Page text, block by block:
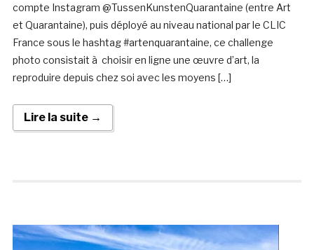
compte Instagram @TussenKunstenQuarantaine (entre Art
et Quarantaine), puis déployé au niveau national par le CLIC
France sous le hashtag #artenquarantaine, ce challenge
photo consistait à choisir en ligne une œuvre d’art, la
reproduire depuis chez soi avec les moyens […]
Lire la suite →